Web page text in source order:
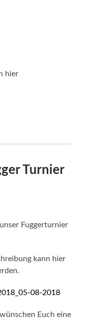
hier
Turnier
Fuggerturnier
kann hier
08-2018
Euch eine